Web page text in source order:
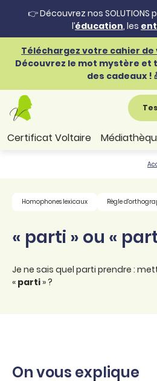
👉 Découvrez nos SOLUTIONS
l’éducation, les
Téléchargez votre cahier de
Découvrez le mot mystère et
des cadeaux !
Certificat Voltaire
Homophones lexicaux Règle
« parti » ou «
Je ne sais quel parti prendre :
« parti » ?
On vous explique